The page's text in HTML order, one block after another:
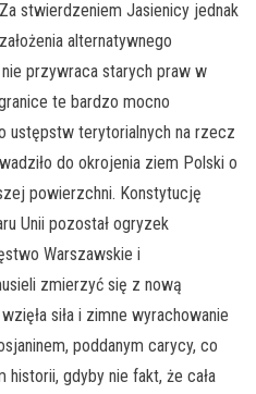
stwierdzeniem Jasienicy jednak
alternatywnego
przywraca starych praw w
te bardzo mocno
ustępstw terytorialnych na rzecz
do okrojenia ziem Polski o
powierzchni. Konstytucję
Unii pozostał ogryzek
Warszawskie i
zmierzyć się z nową
siła i zimne wyrachowanie
poddanym carycy, co
gdyby nie fakt, że cała